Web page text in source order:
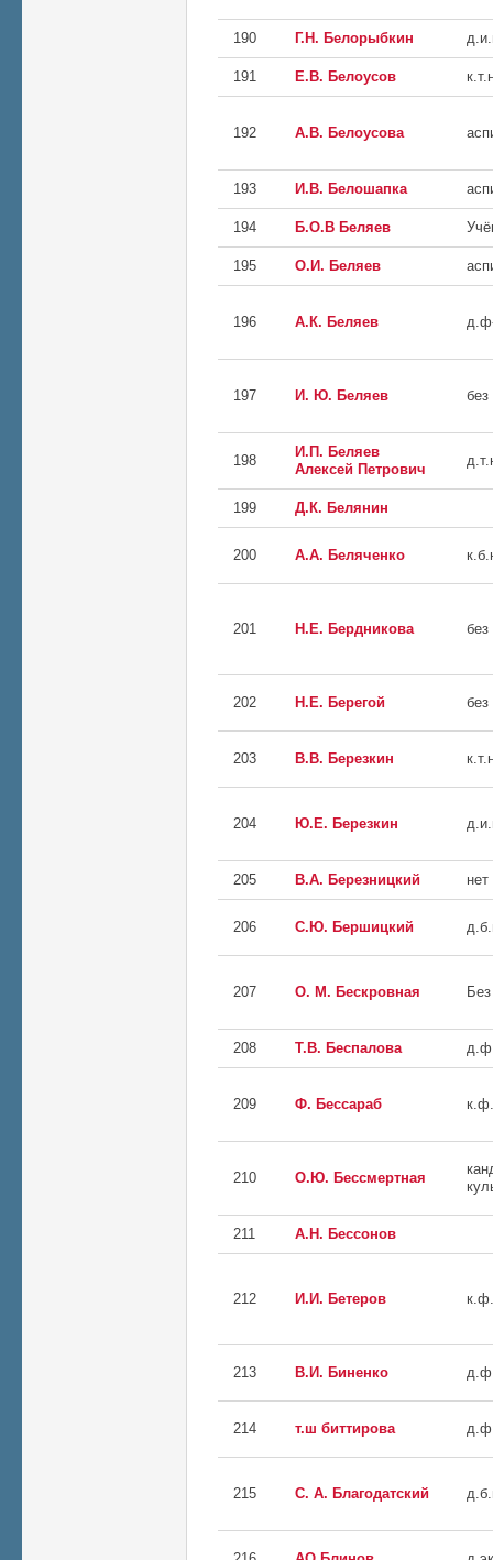
190 Г.Н. Белорыбкин
191 Е.В. Белоусов
192 А.В. Белоусова
193 И.В. Белошапка
194 Б.О.В Беляев
195 О.И. Беляев
196 А.К. Беляев
197 И. Ю. Беляев без
198
И.П. Беляев
Алексей Петрович
199 Д.К. Белянин
200 А.А. Беляченко
201 Н.Е. Бердникова без
202 Н.Е. Берегой без
203 В.В. Березкин
204 Ю.Е. Березкин
205 В.А. Березницкий нет
206 С.Ю. Бершицкий
207 О. М. Бескровная
208 Т.В. Беспалова
209 Ф. Бессараб
210 О.Ю. Бессмертная
211 А.Н. Бессонов
212 И.И. Бетеров
213 В.И. Биненко
214 т.ш биттирова
215 С. А. Благодатский